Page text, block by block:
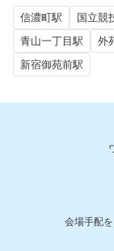
信濃町駅 国立競
青山一丁目駅
外
新宿御苑前駅
会場手配